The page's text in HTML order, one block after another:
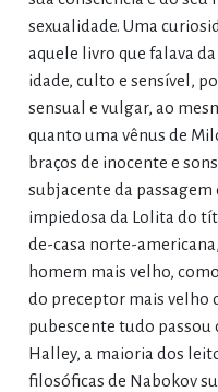
sexualidade. Uma
aquele livro que falava
idade, culto e sensível,
sensual e vulgar, ao
quanto uma vênus de
braços de inocente e
subjacente da
impiedosa da Lolita do
de-casa norte-
homem mais velho,
do preceptor mais velho
pubescente tudo passou
Halley, a maioria dos
filosóficas de Nabokov